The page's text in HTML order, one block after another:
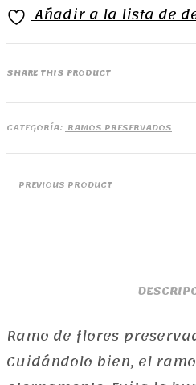
Añadir a la lista de
SHARE THIS PRODUCT
CATEGORÍA:RAMOS PRESERVADOS
PREVIOUS PRODUCT
Ramo de flores
Cuidándolo bien, el